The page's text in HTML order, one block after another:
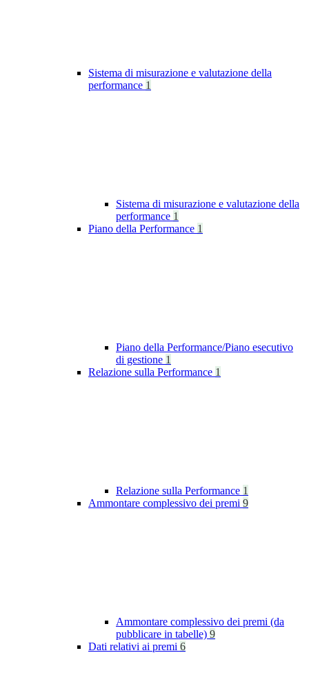
Sistema di misurazione e valutazione della
performance 1
Sistema di misurazione e valutazione della
performance 1
Piano della Performance 1
Piano della Performance/Piano esecutivo
di gestione 1
Relazione sulla Performance 1
Relazione sulla Performance 1
Ammontare complessivo dei premi 9
Ammontare complessivo dei premi (da
pubblicare in tabelle) 9
Dati relativi ai premi 6